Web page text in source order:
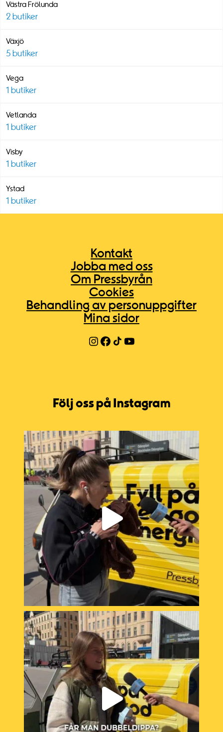
Västra Frölunda
2 butiker
Växjö
5 butiker
Vega
1 butiker
Vetlanda
1 butiker
Visby
1 butiker
Ystad
1 butiker
Kontakt
Jobba med oss
Om Pressbyrån
Cookies
Behandling av personuppgifter
Mina sidor
Följ oss på Instagram